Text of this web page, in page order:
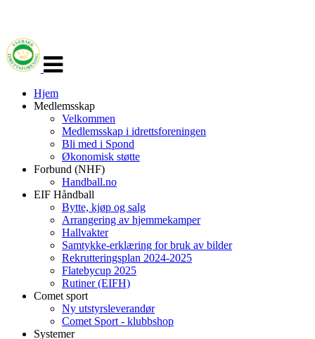
navigasjon
Hjem
Medlemsskap
Velkommen
Medlemsskap i idrettsforeningen
Bli med i Spond
Økonomisk støtte
Forbund (NHF)
Handball.no
EIF Håndball
Bytte, kjøp og salg
Arrangering av hjemmekamper
Hallvakter
Samtykke-erklæring for bruk av bilder
Rekrutteringsplan 2024-2025
Flatebycup 2025
Rutiner (EIFH)
Comet sport
Ny utstyrsleverandør
Comet Sport - klubbshop
Systemer